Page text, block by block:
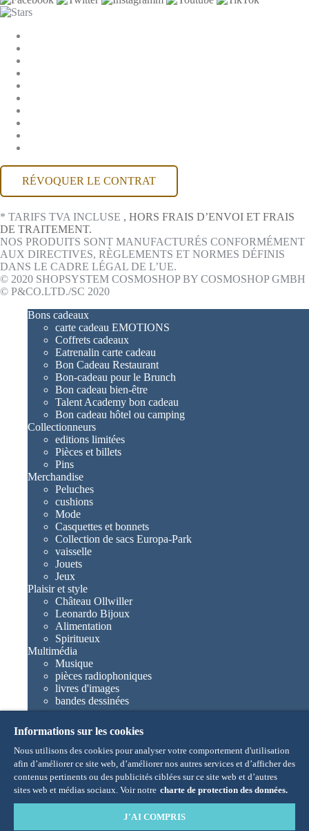
RÉVOQUER LE CONTRAT
* TARIFS TVA INCLUSE , HORS FRAIS D’ENVOI ET FRAIS
DE TRAITEMENT.
NOS PRODUITS SONT MANUFACTURÉS CONFORMÉMENT
AUX DIRECTIVES, RÈGLEMENTS ET NORMES DÉFINIS
DANS LE CADRE LÉGAL DE L’UE.
© 2020 SHOPSYSTEM COSMOSHOP BY COSMOSHOP GMBH
© P&CO.LTD./SC 2020
Bons cadeaux
carte cadeau EMOTIONS
Coffrets cadeaux
Eatrenalin carte cadeau
Bon Cadeau Restaurant
Bon-cadeau pour le Brunch
Bon cadeau bien-être
Talent Academy bon cadeau
Bon cadeau hôtel ou camping
Collectionneurs
editions limitées
Pièces et billets
Pins
Merchandise
Peluches
cushions
Mode
Casquettes et bonnets
Collection de sacs Europa-Park
vaisselle
Jouets
Jeux
Plaisir et style
Château Ollwiller
Leonardo Bijoux
Alimentation
Spiritueux
Multimédia
Musique
pièces radiophoniques
livres d'images
bandes dessinées
Europa-Park livres
Jeux et films
Collections
Europa-Park attractions
Traumatica – Festival of Fear
Articles collectors
TALENT ACADEMY
Informations sur les cookies
Nous utilisons des cookies pour analyser votre comportement d'utilisation
afin d’améliorer ce site web, d’améliorer nos autres services et d’afficher des
contenus pertinents ou des publicités ciblées sur ce site web et d’autres
sites web et médias sociaux. Voir notre charte de protection des données.
J'AI COMPRIS